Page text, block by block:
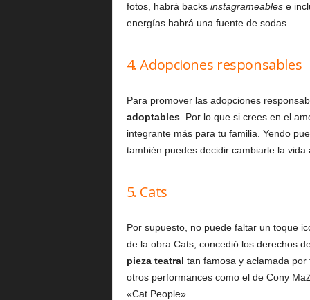
fotos, habrá backs instagrameablese
energías habrá una fuente de sodas.
4. Adopciones responsables
Para promover las adopciones
adoptables. Por lo que si crees en el
integrante más para tu familia. Yendo
también puedes decidir cambiarle la vida
5. Cats
Por supuesto, no puede faltar un toque
de la obra Cats, concedió los derechos
pieza teatral tan famosa y aclamada
otros performances como el de Cony
«Cat People».